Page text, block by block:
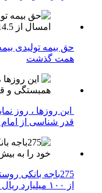
همت گذشت
این روزها ، روز
قدر شناسی از
275باجه بانکی
از ۱۰۰ میلیارد ریال افزایش دادند